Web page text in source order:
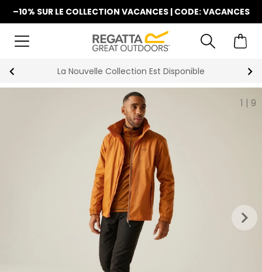
–10% SUR LE COLLECTION VACANCES | CODE: VACANCES
La Nouvelle Collection Est Disponible
1 | 9
keyboard_arrow_right